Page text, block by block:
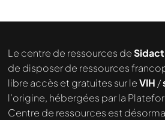
Le centre de ressources de
de disposer de ressources
libre accès et gratuites sur leVIH /
l’origine, hébergées par la
Centre de ressources est